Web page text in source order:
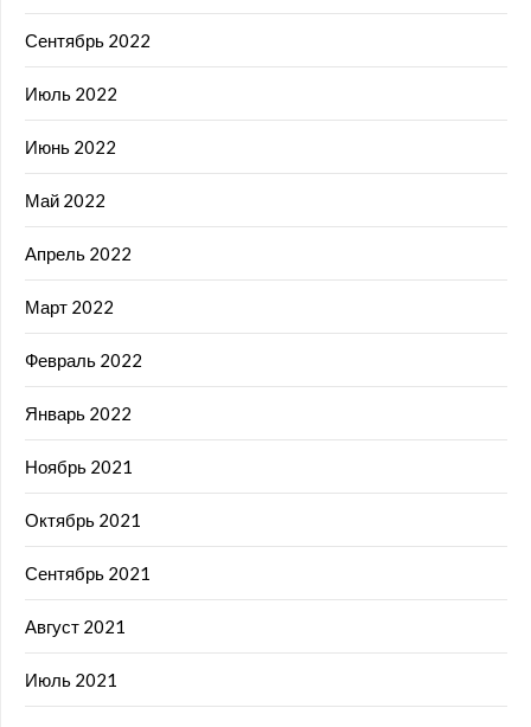
Сентябрь 2022
Июль 2022
Июнь 2022
Май 2022
Апрель 2022
Март 2022
Февраль 2022
Январь 2022
Ноябрь 2021
Октябрь 2021
Сентябрь 2021
Август 2021
Июль 2021